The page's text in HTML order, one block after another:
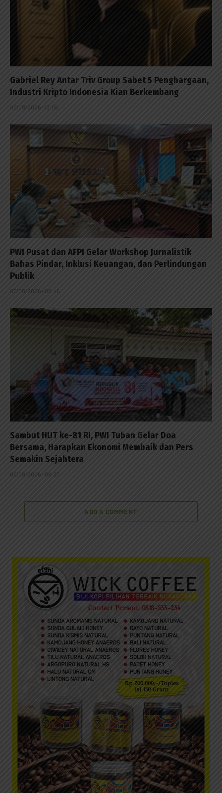
Gabriel Rey Antar Triv Group Sabet 5 Penghargaan,
Industri Kripto Indonesia Kian Berkembang
05/08/2026 - 13:05
PWI Pusat dan AFPI Gelar Workshop Jurnalistik
Bahas Pindar, Inklusi Keuangan, dan Perlindungan
Publik
05/08/2026 - 08:46
Sambut HUT ke-81 RI, PWI Tuban Gelar Doa
Bersama, Harapkan Ekonomi Membaik dan Pers
Semakin Sejahtera
05/08/2026 - 08:37
ADD A COMMENT